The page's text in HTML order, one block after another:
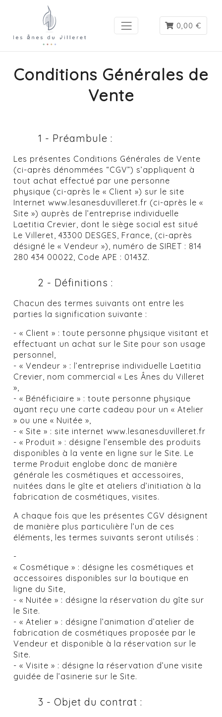
0,00 €
Conditions Générales de
Vente
1 - Préambule :
Les présentes Conditions Générales de Vente
(ci-après dénommées “CGV”) s’appliquent à
tout achat effectué par une personne
physique (ci-après le « Client ») sur le site
Internet www.lesanesduvilleret.fr (ci-après le «
Site ») auprès de l’entreprise individuelle
Laetitia Crevier, dont le siège social est situé
Le Villeret, 43300 DESGES, France, (ci-après
désigné le « Vendeur »), numéro de SIRET : 814
280 434 00022, Code APE : 0143Z.
2 - Définitions :
Chacun des termes suivants ont entre les
parties la signification suivante :
- « Client » : toute personne physique visitant et
effectuant un achat sur le Site pour son usage
personnel,
- « Vendeur » : l’entreprise individuelle Laetitia
Crevier, nom commercial « Les Ânes du Villeret
»,
- « Bénéficiaire » : toute personne physique
ayant reçu une carte cadeau pour un « Atelier
» ou une « Nuitée »,
- « Site » : site internet www.lesanesduvilleret.fr
- « Produit » : désigne l’ensemble des produits
disponibles à la vente en ligne sur le Site. Le
terme Produit englobe donc de manière
générale les cosmétiques et accessoires,
nuitées dans le gîte et ateliers d’initiation à la
fabrication de cosmétiques, visites.
A chaque fois que les présentes CGV désignent
de manière plus particulière l’un de ces
éléments, les termes suivants seront utilisés :
-
« Cosmétique » : désigne les cosmétiques et
accessoires disponibles sur la boutique en
ligne du Site,
- « Nuitée » : désigne la réservation du gîte sur
le Site.
- « Atelier » : désigne l’animation d’atelier de
fabrication de cosmétiques proposée par le
Vendeur et disponible à la réservation sur le
Site.
- « Visite » : désigne la réservation d’une visite
guidée de l’asinerie sur le Site.
3 - Objet du contrat :